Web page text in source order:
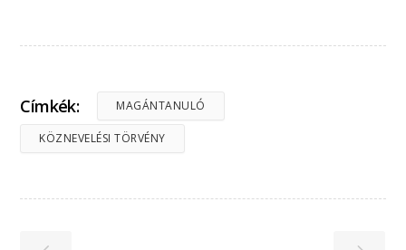
Címkék: MAGÁNTANULÓ
KÖZNEVELÉSI TÖRVÉNY